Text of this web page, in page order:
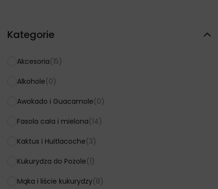
Kategorie
Akcesoria(15)
Alkohole(0)
Awokado i Guacamole(0)
Fasola cała i mielona(14)
Kaktus i Huitlacoche(3)
Kukurydza do Pozole(1)
Mąka i liście kukurydzy(8)